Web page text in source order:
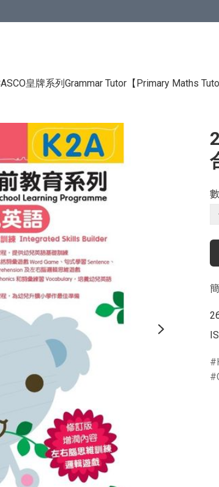
皇牌系列Grammar Tutor 【Primary Maths